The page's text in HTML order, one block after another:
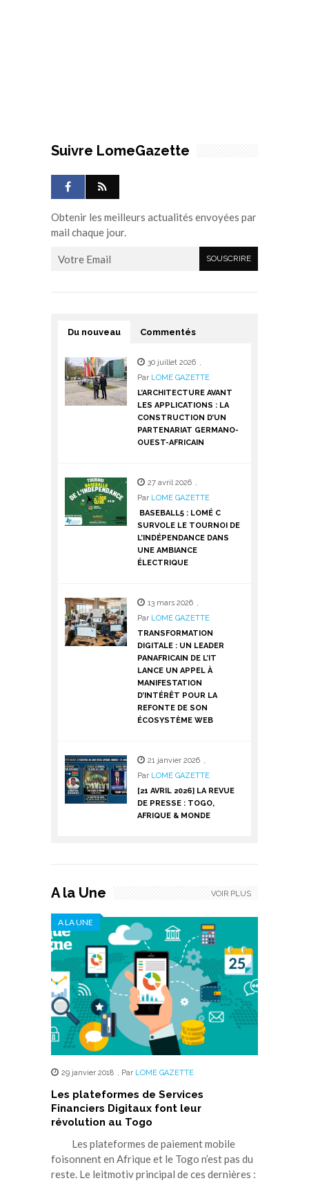
Suivre LomeGazette
Obtenir les meilleurs actualités envoyées par
mail chaque jour.
Du nouveau Commentés
30 juillet 2026 ,
Par LOME GAZETTE
L’ARCHITECTURE AVANT
LES APPLICATIONS : LA
CONSTRUCTION D’UN
PARTENARIAT GERMANO-
OUEST-AFRICAIN
27 avril 2026 ,
Par LOME GAZETTE
BASEBALL5 : LOMÉ C
SURVOLE LE TOURNOI DE
L’INDÉPENDANCE DANS
UNE AMBIANCE
ÉLECTRIQUE
13 mars 2026 ,
Par LOME GAZETTE
TRANSFORMATION
DIGITALE : UN LEADER
PANAFRICAIN DE L’IT
LANCE UN APPEL À
MANIFESTATION
D’INTÉRÊT POUR LA
REFONTE DE SON
ÉCOSYSTÈME WEB
21 janvier 2026 ,
Par LOME GAZETTE
[21 AVRIL 2026] LA REVUE
DE PRESSE : TOGO,
AFRIQUE & MONDE
A la Une
A LA UNE
29 janvier 2018 , Par LOME GAZETTE
Les plateformes de Services
Financiers Digitaux font leur
révolution au Togo
Les plateformes de paiement mobile
foisonnent en Afrique et le Togo n’est pas du
reste. Le leitmotiv principal de ces dernières :
VOIR PLUS